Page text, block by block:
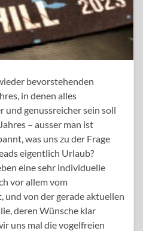
bevorstehenden
in denen alles
und genussreicher sein soll
– ausser man ist
was uns zu der Frage
eigentlich Urlaub?
eine sehr individuelle
vor allem vom
von der gerade aktuellen
deren Wünsche klar
uns mal die vogelfreien